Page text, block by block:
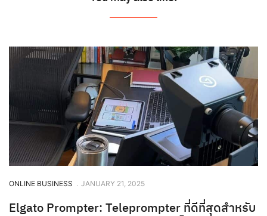
ONLINE BUSINESS . JANUARY 21, 2025
Elgato Prompter: Teleprompter ที่ดีที่สุดสำหรับ